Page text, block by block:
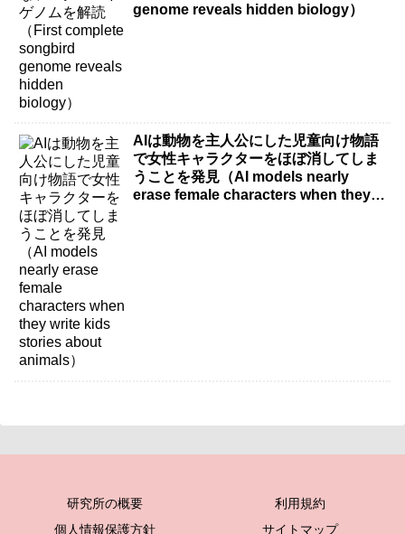
genome reveals hidden biology）
AIは動物を主人公にした児童向け物語
で女性キャラクターをほぼ消してしま
うことを発見（AI models nearly
erase female characters when they
研究所の概要
利用規約
個人情報保護方針
サイトマップ